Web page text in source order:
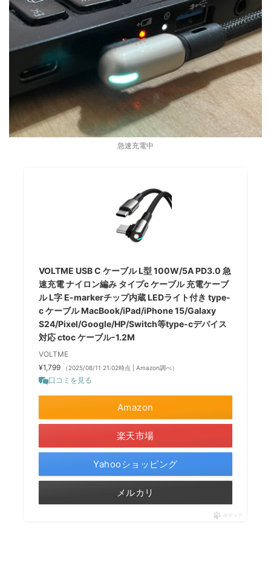
急速充電中
VOLTME USB C ケーブル L型 100W/5A PD3.0 急
速充電 ナイロン編み タイプc ケーブル 充電ケーブ
ル L字 E-markerチップ内蔵 LEDライト付き type-
c ケーブル MacBook/iPad/iPhone 15/Galaxy
S24/Pixel/Google/HP/Switch等type-cデバイス
対応 ctoc ケーブル-1.2M
VOLTME
¥1,799
（2025/08/11 21:02時点 | Amazon調べ）
口コミを見る
Amazon
楽天市場
Yahooショッピング
メルカリ
ポチップ